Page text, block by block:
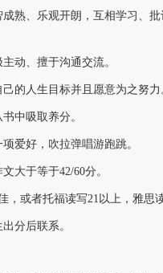
成熟、乐观开朗，互相学习、
动、擅于沟通交流。
己的人生目标并且愿意为之努力
中吸取养分。
爱好，吹拉弹唱游跑跳。
大于等于42/60分。
，或者托福读写21以上，雅思
分后联系。